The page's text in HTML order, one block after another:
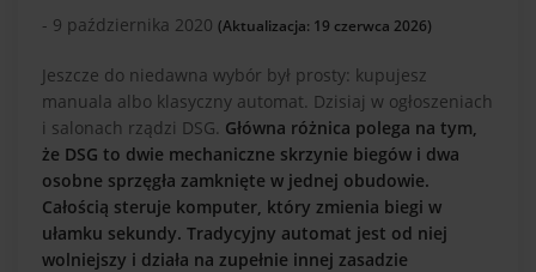
- 9 października 2020 (Aktualizacja: 19 czerwca 2026)
Jeszcze do niedawna wybór był prosty: kupujesz
manuala albo klasyczny automat. Dzisiaj w ogłoszeniach
i salonach rządzi DSG. Główna różnica polega na tym,
że DSG to dwie mechaniczne skrzynie biegów i dwa
osobne sprzęgła zamknięte w jednej obudowie.
Całością steruje komputer, który zmienia biegi w
ułamku sekundy. Tradycyjny automat jest od niej
wolniejszy i działa na zupełnie innej zasadzie